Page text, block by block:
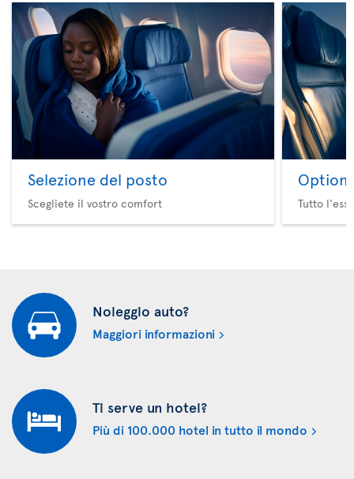
Selezione del posto
Scegliete il vostro comfort
Option
Tutto
Noleggio auto?
Maggiori informazioni
Ti serve un hotel?
Più di 100.000 hotel in tutto il mondo